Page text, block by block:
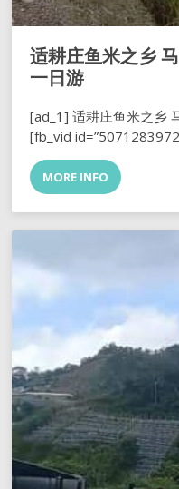
适耕庄鱼米之乡
一日游
[ad_1] 适耕庄鱼米之乡
[fb_vid
MORE INFO